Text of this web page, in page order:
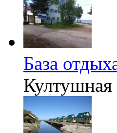
База
Култушная